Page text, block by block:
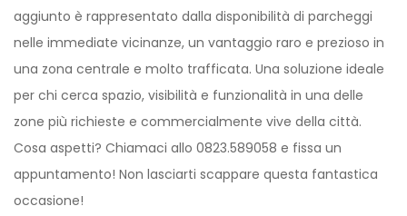
aggiunto è rappresentato dalla disponibilità di parcheggi
nelle immediate vicinanze, un vantaggio raro e prezioso in
una zona centrale e molto trafficata. Una soluzione ideale
per chi cerca spazio, visibilità e funzionalità in una delle
zone più richieste e commercialmente vive della città.
Cosa aspetti? Chiamaci allo 0823.589058 e fissa un
appuntamento! Non lasciarti scappare questa fantastica
occasione!